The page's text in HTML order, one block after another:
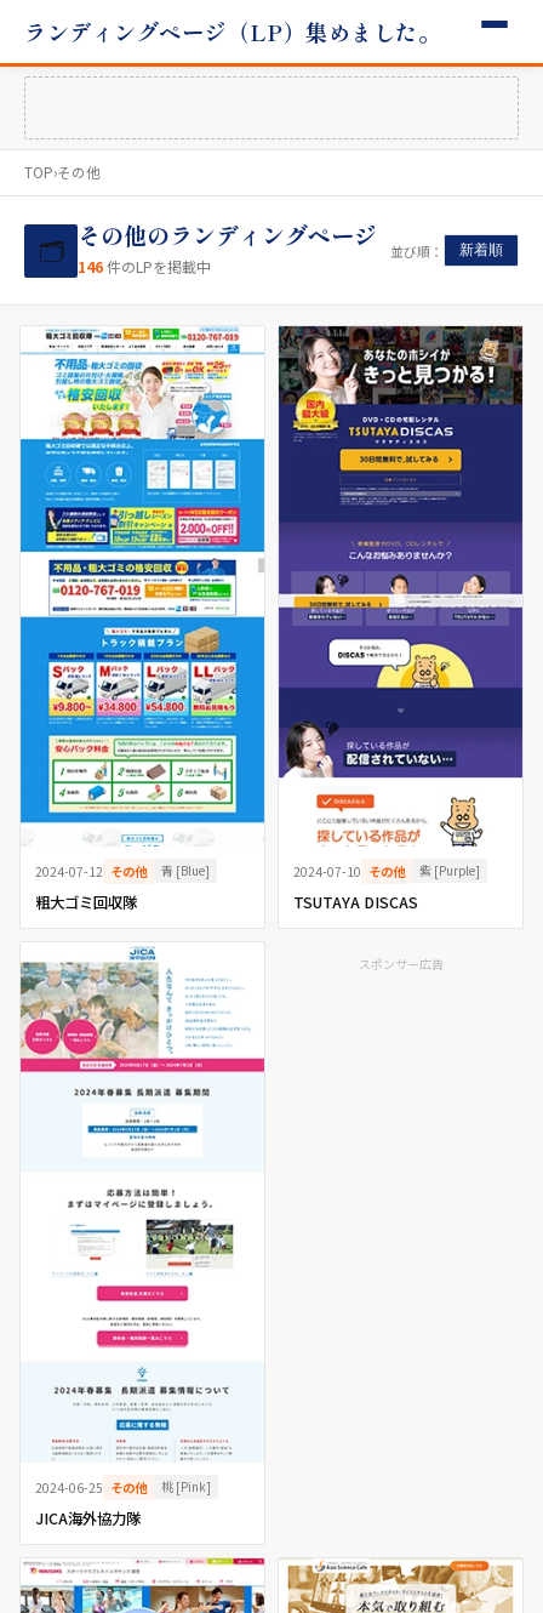
ランディングページ（LP）集めました。
TOP›その他
🗂 その他のランディングページ
146件のLPを掲載中
並び順： 新着順
2024-07-12 その他 青 [Blue]
粗大ゴミ回収隊
2024-07-10 その他 紫 [Purple]
TSUTAYA DISCAS
2024-06-25 その他 桃 [Pink]
JICA海外協力隊
スポンサー広告